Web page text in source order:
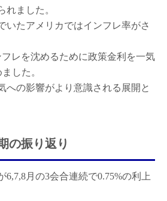
れました。
いたアメリカではインフレ率がさ
フレを沈めるために政策金利を一気
した。
への影響がより意識される展開と
の振り返り
6,7,8月の3会合連続で0.75%の利上